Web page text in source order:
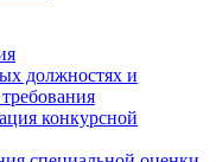
должностях и
конкурсной